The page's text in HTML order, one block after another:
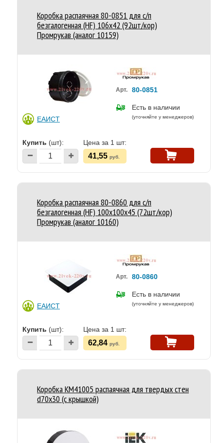
Коробка распаячная 80-0851 для с/п
безгалогенная (HF) 106х42 (92шт/кор)
Промрукав (аналог 10159)
ЕАИСТ
Арт. 80-0851
Есть в наличии
(уточняйте у менеджеров)
Купить (шт): Цена за 1 шт:
41,55 руб.
Коробка распаячная 80-0860 для с/п
безгалогенная (HF) 100х100х45 (72шт/кор)
Промрукав (аналог 10160)
ЕАИСТ
Арт. 80-0860
Есть в наличии
(уточняйте у менеджеров)
Купить (шт): Цена за 1 шт:
62,84 руб.
Коробка КМ41005 распаячная для твердых стен
d70x30 (с крышкой)